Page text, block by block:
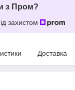
з Пром?
захистом
Доставка